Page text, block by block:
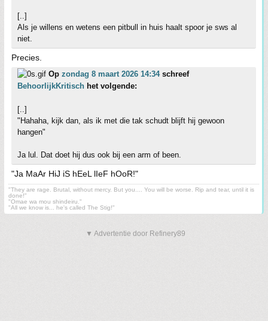
[..]
Als je willens en wetens een pitbull in huis haalt spoor je sws al
niet.
Precies.
Op zondag 8 maart 2026 14:34schreef
BehoorlijkKritisch het volgende:
[..]
"Hahaha, kijk dan, als ik met die tak schudt blijft hij gewoon
hangen"
Ja lul. Dat doet hij dus ook bij een arm of been.
"Ja MaAr HiJ iS hEeL lIeF hOoR!"
"They are rage. Brutal, without mercy. But you.... You will be worse. Rip and tear, until it is
done!"
"Omae wa mou shindeiru."
"All we know is... he's called The Stig!"
▼ Advertentie door Refinery89